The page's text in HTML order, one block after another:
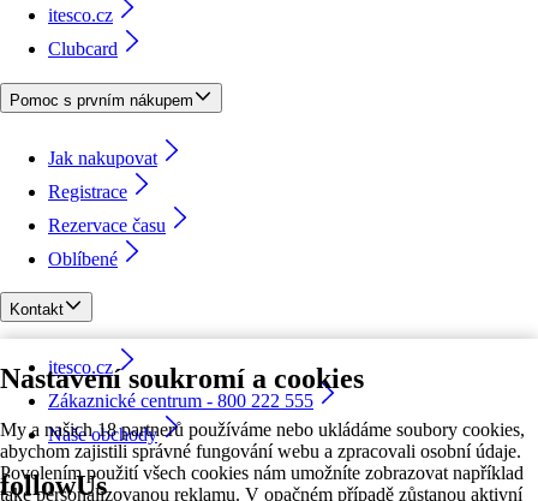
Nastavení soukromí a cookies
My a našich 18 partnerů používáme nebo ukládáme soubory cookies,
abychom zajistili správné fungování webu a zpracovali osobní údaje.
Povolením použití všech cookies nám umožníte zobrazovat například
také personalizovanou reklamu. V opačném případě zůstanou aktivní
itesco.cz
Clubcard
Pomoc s prvním nákupem
Jak nakupovat
Registrace
Rezervace času
Oblíbené
Kontakt
itesco.cz
Zákaznické centrum - 800 222 555
Naše obchody
followUs